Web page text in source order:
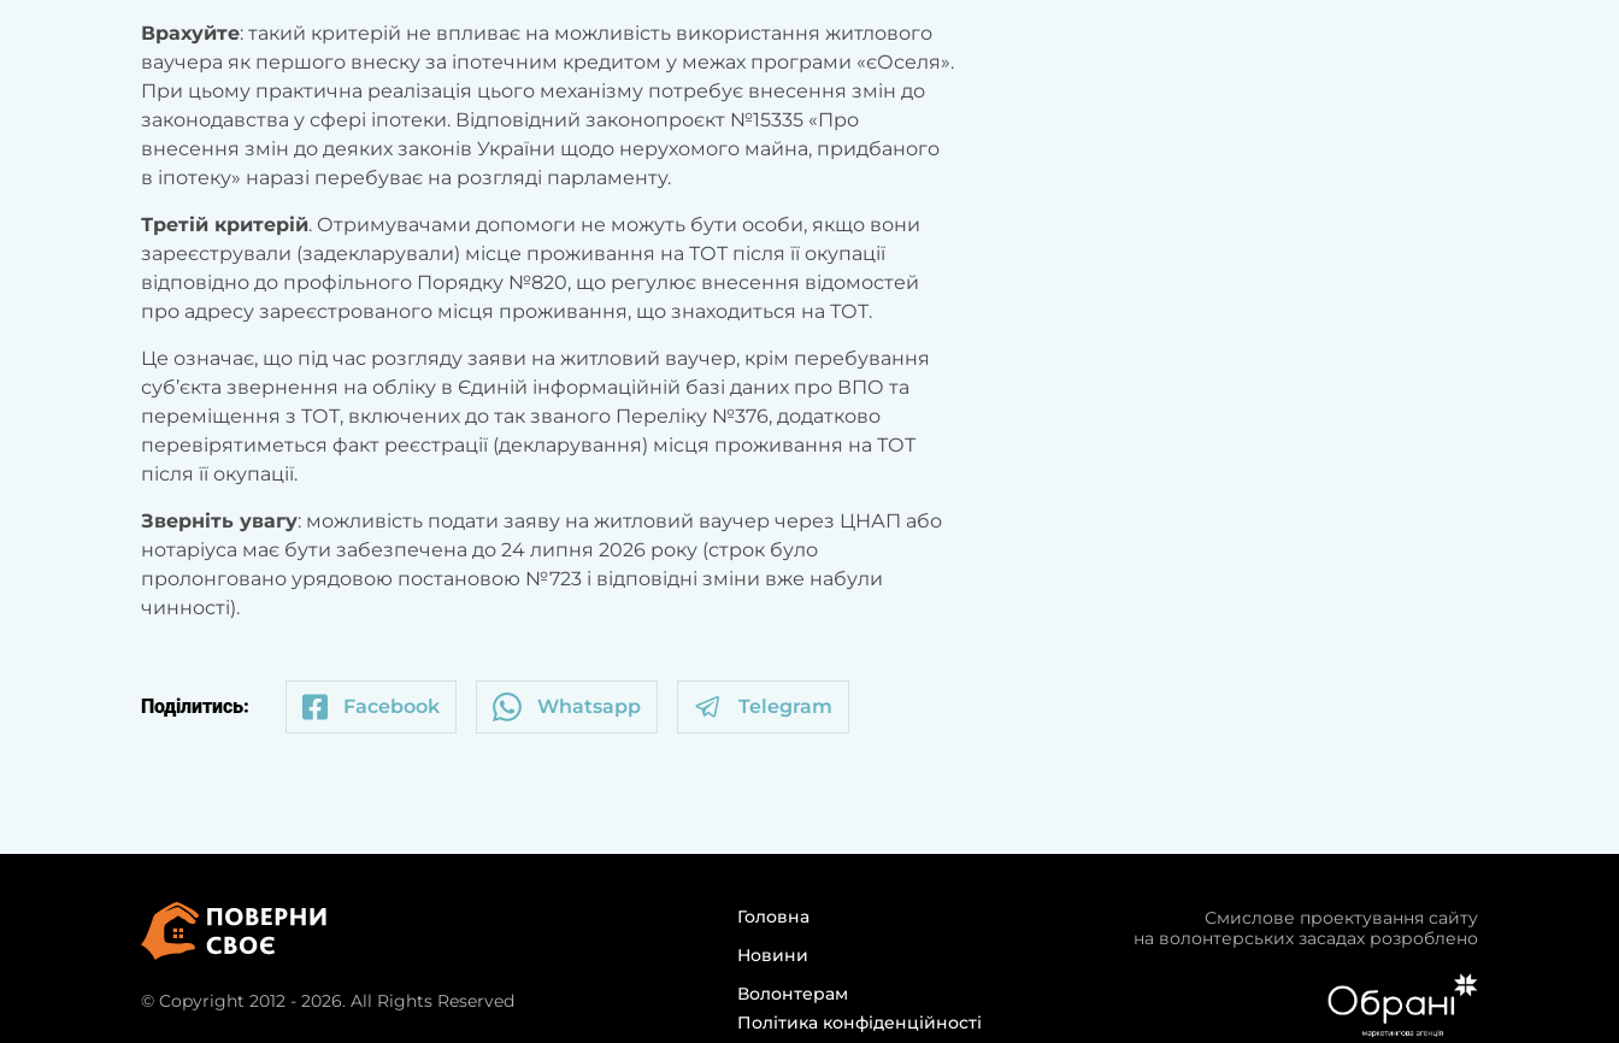
Врахуйте: такий критерій не впливає на можливість використання житлового
ваучера як першого внеску за іпотечним кредитом у межах програми «єОселя».
При цьому практична реалізація цього механізму потребує внесення змін до
законодавства у сфері іпотеки. Відповідний законопроєкт №15335 «Про
внесення змін до деяких законів України щодо нерухомого майна, придбаного
в іпотеку» наразі перебуває на розгляді парламенту.
Третій критерій. Отримувачами допомоги не можуть бути особи, якщо вони
зареєстрували (задекларували) місце проживання на ТОТ після її окупації
відповідно до профільного Порядку №820, що регулює внесення відомостей
про адресу зареєстрованого місця проживання, що знаходиться на ТОТ.
Це означає, що під час розгляду заяви на житловий ваучер, крім перебування
суб’єкта звернення на обліку в Єдиній інформаційній базі даних про ВПО та
переміщення з ТОТ, включених до так званого Переліку №376, додатково
перевірятиметься факт реєстрації (декларування) місця проживання на ТОТ
після її окупації.
Зверніть увагу: можливість подати заяву на житловий ваучер через ЦНАП або
нотаріуса має бути забезпечена до 24 липня 2026 року (строк було
пролонговано урядовою постановою №723 і відповідні зміни вже набули
чинності).
Поділитись: Facebook Whatsapp Telegram
© Copyright 2012 - 2026. All Rights Reserved
Головна
Новини
Волонтерам
Політика конфіденційності
Смислове проектування сайту
на волонтерських засадах розроблено